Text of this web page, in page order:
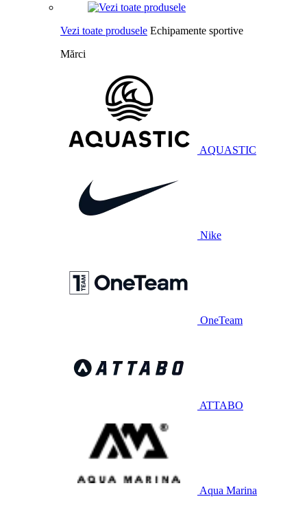
Vezi toate produsele Echipamente sportive
Mărci
AQUASTIC
Nike
OneTeam
ATTABO
Aqua Marina